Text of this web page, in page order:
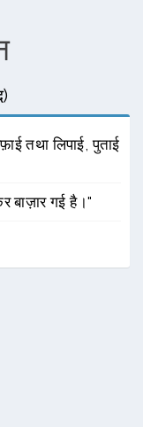
तथा लिपाई, पुताई
बाज़ार गई है।"